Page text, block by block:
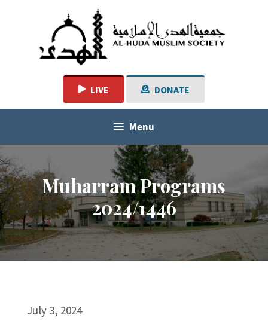
LIVE DONATE
Menu
Muharram Programs
2024/1446
July 3, 2024